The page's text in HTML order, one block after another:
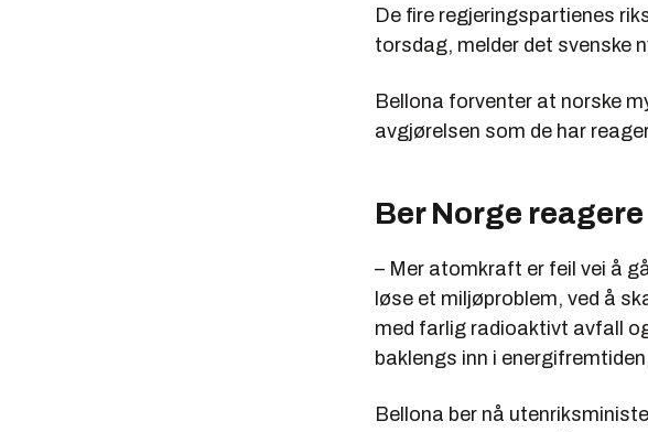
De fire regjeringspartienes
torsdag, melder det svenske
Bellona forventer at norske
avgjørelsen som de har
Ber Norge reagere
– Mer atomkraft er feil vei å
løse et miljøproblem, ved å
med farlig radioaktivt avfall
baklengs inn i
Bellona ber nå